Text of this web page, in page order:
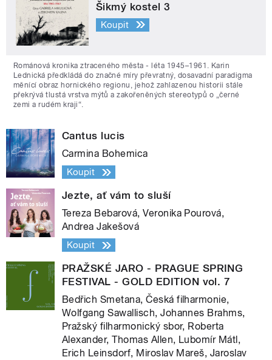
Šikmý kostel 3
Koupit
Románová kronika ztraceného města - léta 1945–1961. Karin
Lednická předkládá do značné míry převratný, dosavadní paradigma
měnící obraz hornického regionu, jehož zahlazenou historii stále
překrývá tlustá vrstva mýtů a zakořeněných stereotypů o „černé
zemi a rudém kraji“.
Cantus lucis
Carmina Bohemica
Koupit
Jezte, ať vám to sluší
Tereza Bebarová, Veronika Pourová,
Andrea Jakešová
Koupit
PRAŽSKÉ JARO - PRAGUE SPRING
FESTIVAL - GOLD EDITION vol. 7
Bedřich Smetana, Česká filharmonie,
Wolfgang Sawallisch, Johannes Brahms,
Pražský filharmonický sbor, Roberta
Alexander, Thomas Allen, Lubomír Mátl,
Erich Leinsdorf, Miroslav Mareš, Jaroslav